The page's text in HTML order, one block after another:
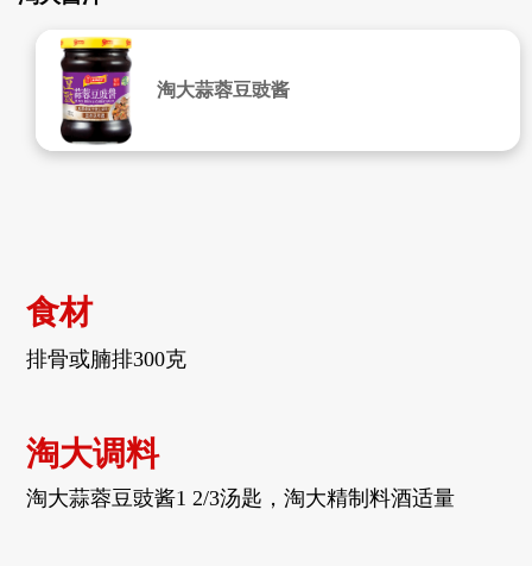
淘大蒜蓉豆豉酱
食材
排骨或腩排300克
淘大调料
淘大蒜蓉豆豉酱1 2/3汤匙，淘大精制料酒适量